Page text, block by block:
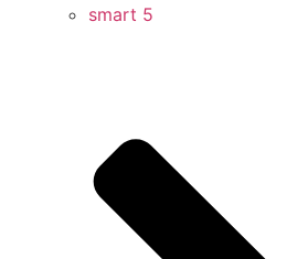
smart 5